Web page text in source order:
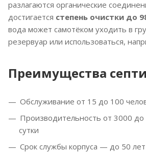
разлагаются органические
достигается степень очистки до
вода может самотёком уходить в
резервуар или использоваться,
Преимущества
Обслуживание от 15 до 100
Производительность от 3000 до
сутки
Срок службы корпуса — до 50 лет